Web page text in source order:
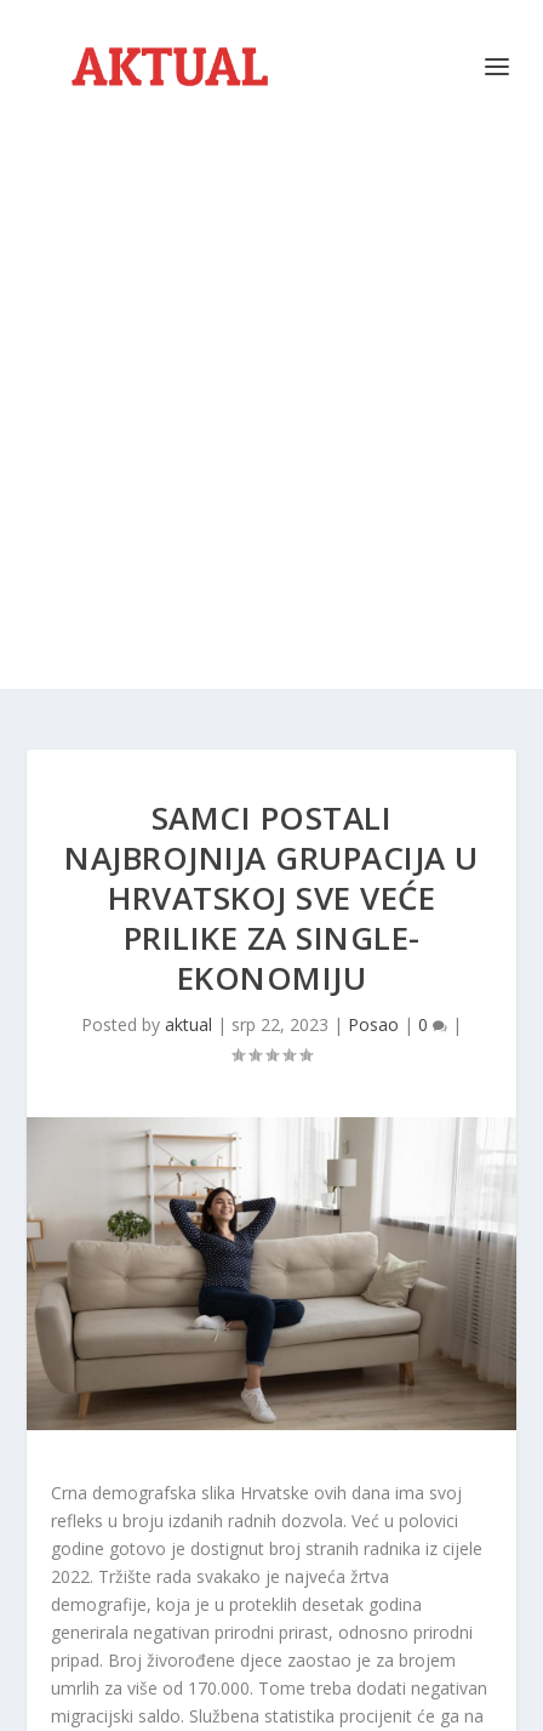
SAMCI POSTALI
NAJBROJNIJA GRUPACIJA U
HRVATSKOJ SVE VEĆE
PRILIKE ZA SINGLE-
EKONOMIJU
Posted by aktual | srp 22, 2023 | Posao | 0 |
Crna demografska slika Hrvatske ovih dana ima svoj
refleks u broju izdanih radnih dozvola. Već u polovici
godine gotovo je dostignut broj stranih radnika iz cijele
2022. Tržište rada svakako je najveća žrtva
demografije, koja je u proteklih desetak godina
generirala negativan prirodni prirast, odnosno prirodni
pripad. Broj živorođene djece zaostao je za brojem
umrlih za više od 170.000. Tome treba dodati negativan
migracijski saldo. Službena statistika procijenit će ga na